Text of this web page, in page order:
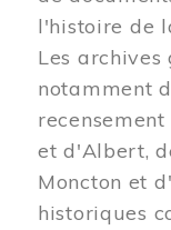
l'histoire de
Les
notamment
et d'Albert,
Moncton et
historiques